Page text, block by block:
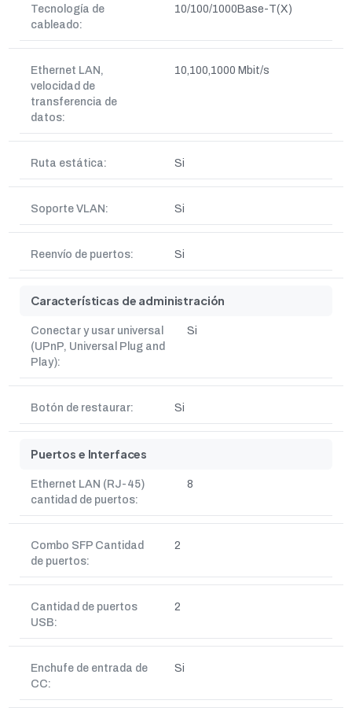
Tecnología de
cableado:
10/100/1000Base-T(X)
Ethernet LAN,
velocidad de
transferencia de
datos:
10,100,1000 Mbit/s
Ruta estática: Si
Soporte VLAN: Si
Reenvío de puertos: Si
Características de administración
Conectar y usar universal
(UPnP, Universal Plug and
Play):
Si
Botón de restaurar: Si
Puertos e Interfaces
Ethernet LAN (RJ-45)
cantidad de puertos:
8
Combo SFP Cantidad
de puertos:
2
Cantidad de puertos
USB:
2
Enchufe de entrada de
CC:
Si